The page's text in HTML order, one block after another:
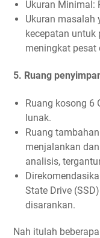
Ukuran Minimal:
Ukuran masalah
kecepatan untuk
meningkat pesat
5. Ruang
Ruang kosong 6
lunak.
Ruang
menjalankan
analisis,
State Drive
disarankan.
Nah itulah